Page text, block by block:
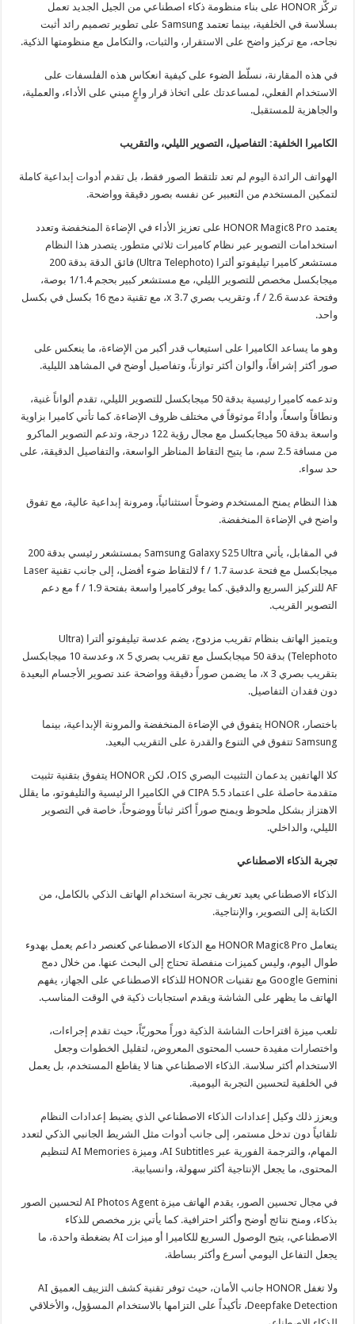
تركّز HONOR على بناء منظومة ذكاء اصطناعي من الجيل الجديد تعمل
بسلاسة في الخلفية، بينما تعتمد Samsung على تطوير تصميم رائد أثبت
نجاحه، مع تركيز واضح على الاستقرار، والثبات، والتكامل مع منظومتها الذكية.
في هذه المقارنة، نسلّط الضوء على كيفية انعكاس هذه الفلسفات على
الاستخدام الفعلي، لمساعدتك على اتخاذ قرار واعٍ مبني على الأداء، والعملية،
والجاهزية للمستقبل.
الكاميرا الخلفية: التفاصيل، التصوير الليلي، والتقريب
الهواتف الرائدة اليوم لم تعد تلتقط الصور فقط، بل تقدم أدوات إبداعية كاملة
لتمكين المستخدم من التعبير عن نفسه بصور دقيقة وواضحة.
يعتمد HONOR Magic8 Pro على تعزيز الأداء في الإضاءة المنخفضة وتعدد
استخدامات التصوير عبر نظام كاميرات ثلاثي متطور. يتصدر هذا النظام
مستشعر كاميرا تيليفوتو ألترا (Ultra Telephoto) فائق الدقة بدقة 200
ميجابكسل مخصص للتصوير الليلي، مع مستشعر كبير بحجم 1/1.4 بوصة،
وفتحة عدسة f / 2.6، وتقريب بصري 3.7 x، مع تقنية دمج 16 بكسل في بكسل
واحد.
وهو ما يساعد الكاميرا على استيعاب قدر أكبر من الإضاءة، ما ينعكس على
صور أكثر إشراقاً، وألوان أكثر توازناً، وتفاصيل أوضح في المشاهد الليلية.
وتدعمه كاميرا رئيسية بدقة 50 ميجابكسل للتصوير الليلي، تقدم ألواناً غنية،
ونطاقاً واسعاً، وأداءً موثوقاً في مختلف ظروف الإضاءة. كما تأتي كاميرا بزاوية
واسعة بدقة 50 ميجابكسل مع مجال رؤية 122 درجة، وتدعم التصوير الماكرو
من مسافة 2.5 سم، ما يتيح التقاط المناظر الواسعة، والتفاصيل الدقيقة، على
حد سواء.
هذا النظام يمنح المستخدم وضوحاً استثنائياً، ومرونة إبداعية عالية، مع تفوق
واضح في الإضاءة المنخفضة.
في المقابل، يأتي Samsung Galaxy S25 Ultra بمستشعر رئيسي بدقة 200
ميجابكسل مع فتحة عدسة f / 1.7 لالتقاط ضوء أفضل، إلى جانب تقنية Laser
AF للتركيز السريع والدقيق. كما يوفر كاميرا واسعة بفتحة f / 1.9 مع دعم
التصوير القريب.
ويتميز الهاتف بنظام تقريب مزدوج، يضم عدسة تيليفوتو ألترا (Ultra
Telephoto) بدقة 50 ميجابكسل مع تقريب بصري 5 x، وعدسة 10 ميجابكسل
بتقريب بصري 3 x، ما يضمن صوراً دقيقة وواضحة عند تصوير الأجسام البعيدة
دون فقدان التفاصيل.
باختصار، HONOR يتفوق في الإضاءة المنخفضة والمرونة الإبداعية، بينما
Samsung تتفوق في التنوع والقدرة على التقريب البعيد.
كلا الهاتفين يدعمان التثبيت البصري OIS، لكن HONOR يتفوق بتقنية تثبيت
متقدمة حاصلة على اعتماد CIPA 5.5 قي الكاميرا الرئيسية والتليفوتو، ما يقلل
الاهتزاز بشكل ملحوظ ويمنح صوراً أكثر ثباتاً ووضوحاً، خاصة في التصوير
الليلي، والداخلي.
تجربة الذكاء الاصطناعي
الذكاء الاصطناعي يعيد تعريف تجربة استخدام الهاتف الذكي بالكامل، من
الكتابة إلى التصوير، والإنتاجية.
يتعامل HONOR Magic8 Pro مع الذكاء الاصطناعي كعنصر داعم يعمل بهدوء
طوال اليوم، وليس كميزات منفصلة تحتاج إلى البحث عنها. من خلال دمج
Google Gemini مع تقنيات HONOR للذكاء الاصطناعي على الجهاز، يفهم
الهاتف ما يظهر على الشاشة ويقدم استجابات ذكية في الوقت المناسب.
تلعب ميزة اقتراحات الشاشة الذكية دوراً محوريّاً، حيث تقدم إجراءات،
واختصارات مفيدة حسب المحتوى المعروض، لتقليل الخطوات وجعل
الاستخدام أكثر سلاسة. الذكاء الاصطناعي هنا لا يقاطع المستخدم، بل يعمل
في الخلفية لتحسين التجربة اليومية.
ويعزز ذلك وكيل إعدادات الذكاء الاصطناعي الذي يضبط إعدادات النظام
تلقائياً دون تدخل مستمر، إلى جانب أدوات مثل الشريط الجانبي الذكي لتعدد
المهام، والترجمة الفورية عبر AI Subtitles، وميزة AI Memories لتنظيم
المحتوى، ما يجعل الإنتاجية أكثر سهولة، وانسيابية.
في مجال تحسين الصور، يقدم الهاتف ميزة AI Photos Agent لتحسين الصور
بذكاء، ومنح نتائج أوضح وأكثر احترافية. كما يأتي بزر مخصص للذكاء
الاصطناعي، يتيح الوصول السريع للكاميرا أو ميزات AI بضغطة واحدة، ما
يجعل التفاعل اليومي أسرع وأكثر بساطة.
ولا تغفل HONOR جانب الأمان، حيث توفر تقنية كشف التزييف العميق AI
Deepfake Detection، تأكيداً على التزامها بالاستخدام المسؤول، والأخلاقي